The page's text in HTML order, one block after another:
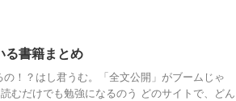
る書籍まとめ
！？はし君うむ。「全文公開」がブームじゃ
むだけでも勉強になるのう どのサイトで、どん